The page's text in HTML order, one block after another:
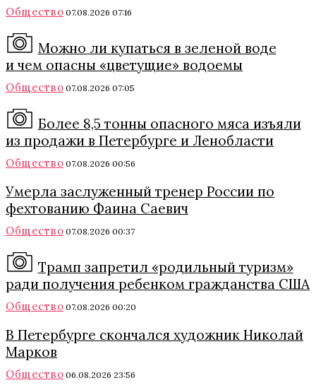
Общество 07.08.2026 07:16
Можно ли купаться в зеленой воде
и чем опасны «цветущие» водоемы
Общество 07.08.2026 07:05
Более 8,5 тонны опасного мяса изъяли
из продажи в Петербурге и Ленобласти
Общество 07.08.2026 00:56
Умерла заслуженный тренер России по
фехтованию Фаина Саевич
Общество 07.08.2026 00:37
Трамп запретил «родильный туризм»
ради получения ребенком гражданства США
Общество 07.08.2026 00:20
В Петербурге скончался художник Николай
Марков
Общество 06.08.2026 23:56